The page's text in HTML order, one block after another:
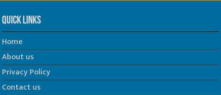
Quick Links
Home
About us
Privacy Policy
Contact us